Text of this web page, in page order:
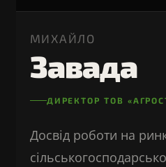
МИХАЙЛО
Завада
ДИРЕКТОР ТОВ
Досвід роботи на